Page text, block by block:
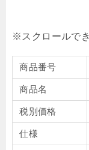
商品番号
商品名
税別価格
仕様